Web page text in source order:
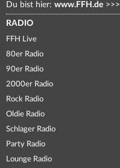
Du bist hier: www.FFH.de >>>
RADIO
FFH Live
80er Radio
90er Radio
2000er Radio
Rock Radio
Oldie Radio
Schlager Radio
Party Radio
Lounge Radio